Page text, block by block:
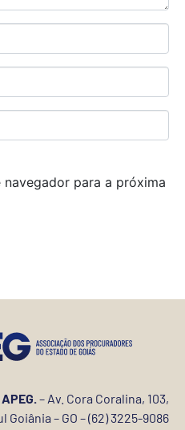
navegador para a próxima
– Av. Cora Coralina, 103,
Goiânia – GO – (62) 3225-9086